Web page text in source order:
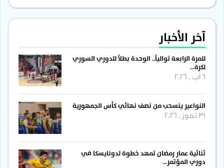
آخر الأخبار
للمرة الرابعة توالياً.. الوحدة بطلاً للدوري السوري
لكرة…
النواعير ينسحب من نصف نهائي كأس الجمهورية
31 تموز , 2026
ثنائية عمار رمضان تمهد خطوة لدونايسكا في
دوري المؤتمر…